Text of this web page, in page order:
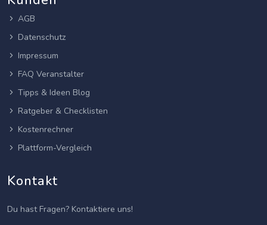
AGB
Datenschutz
Impressum
FAQ Veranstalter
Tipps & Ideen Blog
Ratgeber & Checklisten
Kostenrechner
Plattform-Vergleich
Kontakt
Du hast Fragen? Kontaktiere uns!